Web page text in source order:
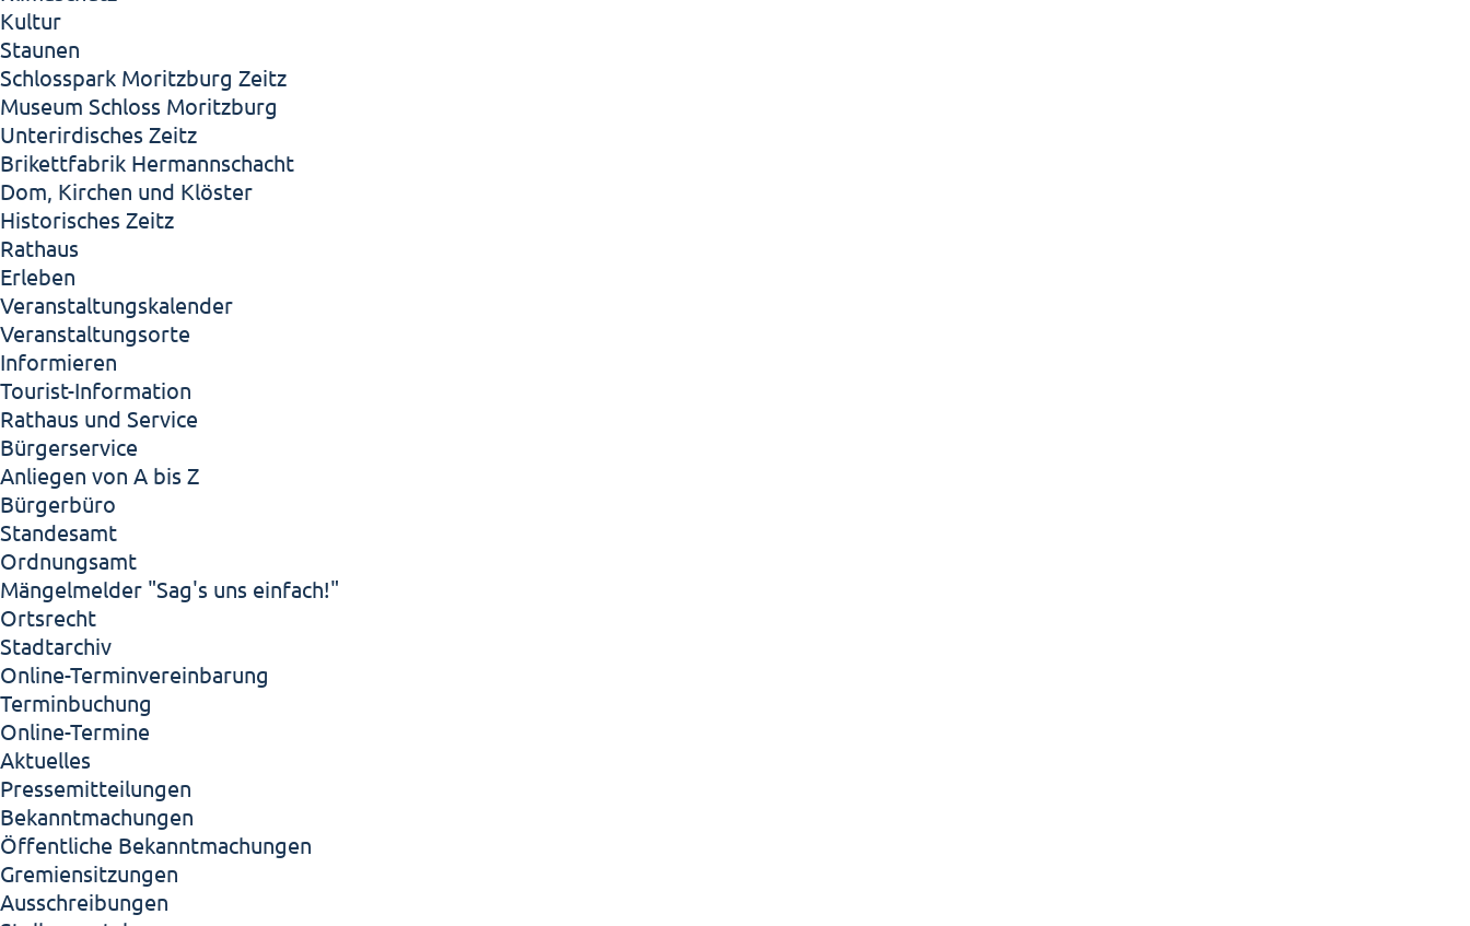
Kultur
Staunen
Schlosspark Moritzburg Zeitz
Museum Schloss Moritzburg
Unterirdisches Zeitz
Brikettfabrik Hermannschacht
Dom, Kirchen und Klöster
Historisches Zeitz
Rathaus
Erleben
Veranstaltungskalender
Veranstaltungsorte
Informieren
Tourist-Information
Rathaus und Service
Bürgerservice
Anliegen von A bis Z
Bürgerbüro
Standesamt
Ordnungsamt
Mängelmelder "Sag's uns einfach!"
Ortsrecht
Stadtarchiv
Online-Terminvereinbarung
Terminbuchung
Online-Termine
Aktuelles
Pressemitteilungen
Bekanntmachungen
Öffentliche Bekanntmachungen
Gremiensitzungen
Ausschreibungen